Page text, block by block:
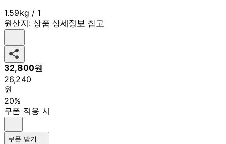
1.59kg / 1
원산지: 상품 상세정보 참고
32,800원
26,240
원
20%
쿠폰 적용 시
쿠폰 받기